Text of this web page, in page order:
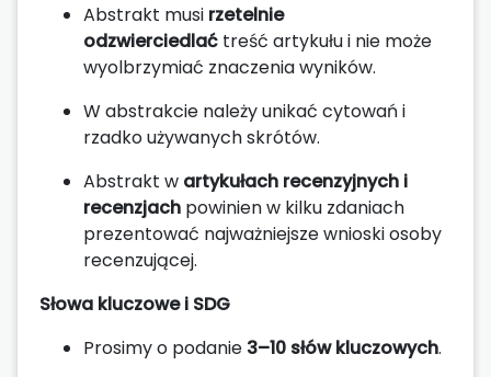
Abstrakt musi rzetelnie
odzwierciedlać treść artykułu i nie może
wyolbrzymiać znaczenia wyników.
W abstrakcie należy unikać cytowań i
rzadko używanych skrótów.
Abstrakt w artykułach recenzyjnych i
recenzjach powinien w kilku zdaniach
prezentować najważniejsze wnioski osoby
recenzującej.
Słowa kluczowe i SDG
Prosimy o podanie 3–10 słów kluczowych.